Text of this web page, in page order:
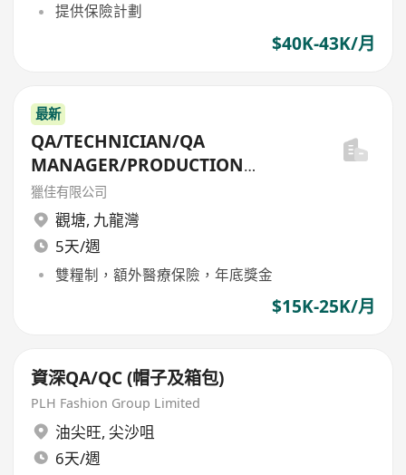
提供保險計劃
$40K-43K/月
最新
QA/TECHNICIAN/QA
MANAGER/PRODUCTION
MANAGER
(GARMENT/FABRIC/HANDBAG/E
LEC...
獵佳有限公司
觀塘, 九龍灣
5天/週
雙糧制，額外醫療保險，年底獎金
$15K-25K/月
資深QA/QC (帽子及箱包)
PLH Fashion Group Limited
油尖旺, 尖沙咀
6天/週